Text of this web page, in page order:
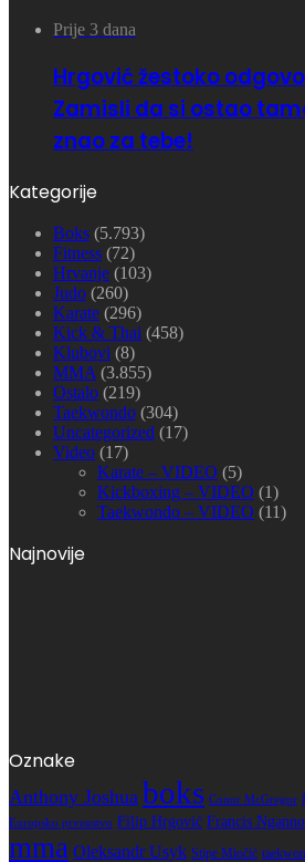
Prije 3 dana
Hrgović žestoko
Zamisli da si ostao
znao za tebe!
Kategorije
Boks (5.793)
Fitness (72)
Hrvanje (103)
Judo (260)
Karate (296)
Kick & Thai (458)
Klubovi (8)
MMA (3.855)
Ostalo (219)
Taekwondo (304)
Uncategorized (17)
Video (17)
Karate – VIDEO (5)
Kickboxing – VIDEO (1)
Taekwondo – VIDEO (11)
Najnovije
Oznake
Anthony Joshua boks Conor McGregor
Europsko prvenstvo Filip Hrgović Francis
mma Oleksandr Usyk Stipe Miočić